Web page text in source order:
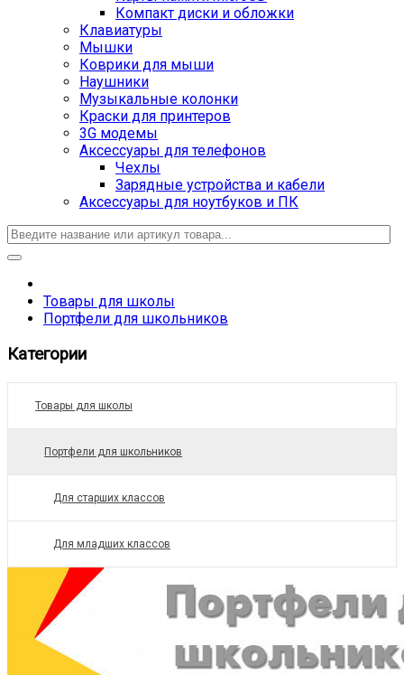
Компакт диски и обложки
Клавиатуры
Мышки
Коврики для мыши
Наушники
Музыкальные колонки
Краски для принтеров
3G модемы
Аксессуары для телефонов
Чехлы
Зарядные устройства и кабели
Аксессуары для ноутбуков и ПК
Товары для школы
Портфели для школьников
Категории
Товары для школы
Портфели для школьников
Для старших классов
Для младших классов